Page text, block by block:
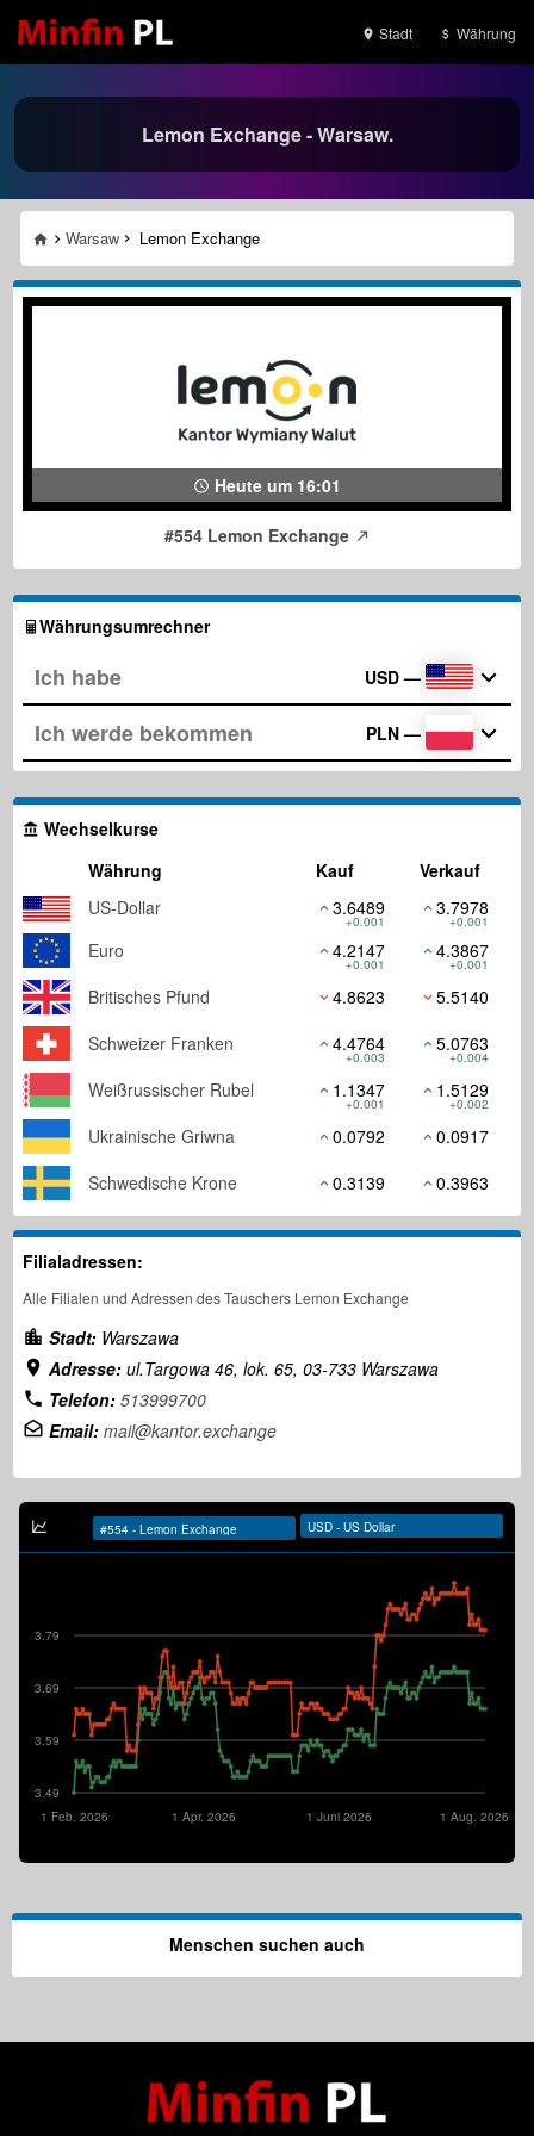
Stadt Währung
Lemon Exchange - Warsaw.
Warsaw Lemon Exchange
Heute um 16:01
#554 Lemon Exchange
Währungsumrechner
USD —
PLN —
Wechselkurse
Währung
Kauf
Verkauf
US-Dollar
3.6489
+0.001
3.7978
+0.001
Euro 4.2147
+0.001
4.3867
+0.001
Britisches Pfund 4.8623
5.5140
Schweizer Franken
4.4764
+0.003
5.0763
+0.004
Weißrussischer Rubel 1.1347
+0.001
1.5129
+0.002
Ukrainische Griwna 0.0792
0.0917
Schwedische Krone
0.3139 0.3963
Filialadressen:
Alle Filialen und Adressen des Tauschers Lemon Exchange
Stadt: Warszawa
Adresse: ul.Targowa 46, lok. 65, 03-733 Warszawa
Telefon: 513999700
Email: mail@kantor.exchange
3.49
3.59
3.69
3.79
1 Aug. 2026
1 Juni 2026
1 Apr. 2026
1 Feb. 2026
Menschen suchen auch